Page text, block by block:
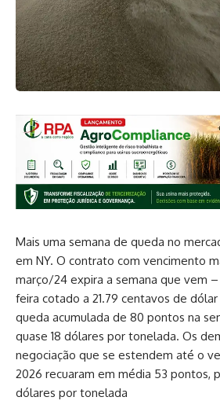
Mais uma semana de queda no
em NY. O contrato com vencimento
março/24 expira a semana que vem
feira cotado a 21.79 centavos de
queda acumulada de 80 pontos na
quase 18 dólares por tonelada. Os
negociação que se estendem até o
2026 recuaram em média 53 pontos,
dólares por tonelada